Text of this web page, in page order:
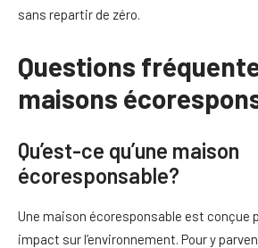
sans repartir de zéro.
Questions
maisons
Qu’est-ce qu’une maison
écoresponsable?
Une maison écoresponsable est conçue
impact sur l’environnement. Pour y